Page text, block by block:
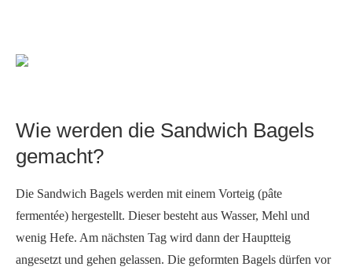
Wie werden die Sandwich Bagels
gemacht?
Die Sandwich Bagels werden mit einem Vorteig (pâte
fermentée) hergestellt. Dieser besteht aus Wasser, Mehl und
wenig Hefe. Am nächsten Tag wird dann der Hauptteig
angesetzt und gehen gelassen. Die geformten Bagels dürfen vor